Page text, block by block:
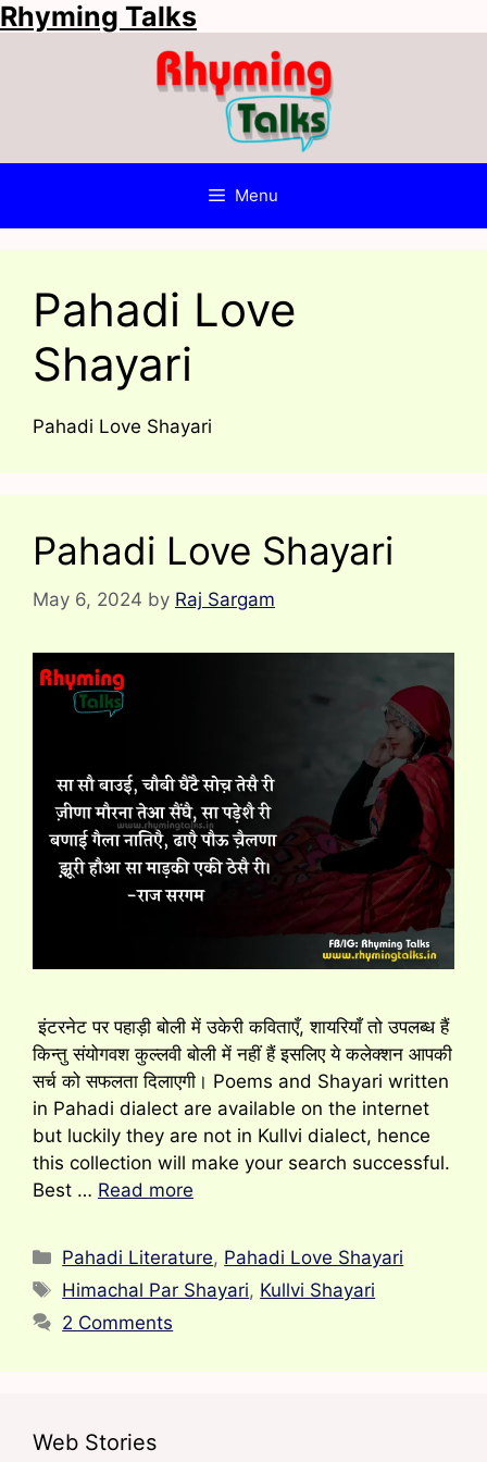
Skip
to
Rhyming Talks
Menu
Pahadi Love
Shayari
Pahadi Love Shayari
Pahadi Love Shayari
May 6, 2024 by Raj Sargam
इंटरनेट पर पहाड़ी बोली में उकेरी कविताएँ, शायरियाँ तो उपलब्ध हैं
किन्तु संयोगवश कुल्लवी बोली में नहीं हैं इसलिए ये कलेक्शन आपकी
सर्च को सफलता दिलाएगी। Poems and Shayari written
in Pahadi dialect are available on the internet
but luckily they are not in Kullvi dialect, hence
this collection will make your search successful.
Best … Read more
Categories
Pahadi Literature, Pahadi Love Shayari
Tags
Himachal Par Shayari, Kullvi Shayari
2 Comments
Web Stories